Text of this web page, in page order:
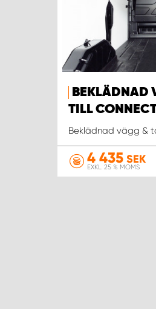
BEKLÄDNAD
TILL
Beklädnad vägg &
4 435 SEK
EXKL. 25 % MOMS